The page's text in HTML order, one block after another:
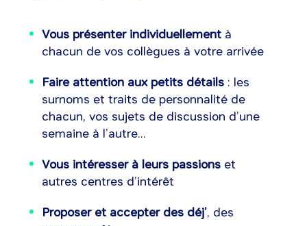
Vous présenter individuellementà
chacun de vos collègues à votre arrivée
Faire attention aux petits détails: les
surnoms et traits de personnalité de
chacun, vos sujets de discussion d’une
semaine à l’autre...
Vous intéresser à leurs passionset
autres centres d’intérêt
Proposer et accepter des déj’, des